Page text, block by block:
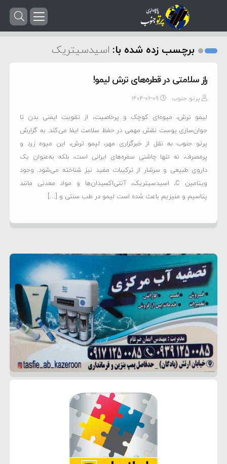
برچسب زده شده با: اسیدسیتریک
راز سلامتی در قطره‌های ترش لیمو!
پرتو جنوب ۱۴۰۴-۰۶-۰۹
لیمو ترش، میوه‌ای کوچک و پرخاصیت، از تقویت ایمنی بدن تا
جوان‌سازی پوست نقش مهمی در حفظ سلامت ایفا می‌کند. به گزارش
پرتو جنوب به نقل از خبرگزاری مهر، لیمو ترش، این میوه زرد و
پرمصرف، نه تنها چاشنی سفره‌های ایرانی است، بلکه به‌عنوان یک
داروی طبیعی و سرشار از ترکیبات مفید نیز شناخته می‌شود. وجود
ویتامین C، اسیدسیتریک، آنتی‌اکسیدان‌ها و مواد معدنی مانند
پتاسیم و منیزیم باعث شده است لیمو در طب سنتی و […]